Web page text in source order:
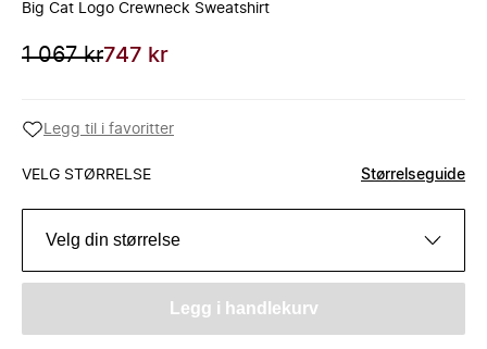
Big Cat Logo Crewneck Sweatshirt
1 067 kr747 kr
Legg til i favoritter
VELG STØRRELSE Størrelseguide
Velg din størrelse
Legg i handlekurv